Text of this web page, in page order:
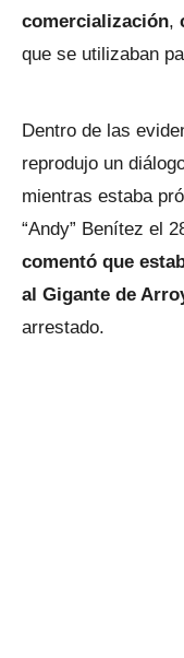
comercialización,
que se utilizaban
Dentro de las
reprodujo un
mientras estaba
“Andy” Benítez el
comentó que
al Gigante de
arrestado.